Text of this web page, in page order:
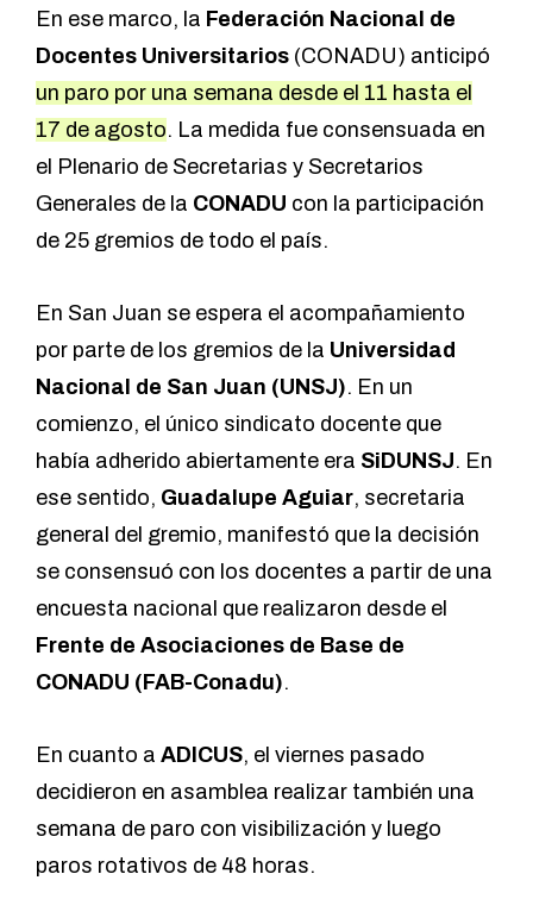
En ese marco, la Federación Nacional de
Docentes Universitarios (CONADU) anticipó
un paro por una semana desde el 11 hasta el
17 de agosto. La medida fue consensuada en
el Plenario de Secretarias y Secretarios
Generales de la CONADU con la participación
de 25 gremios de todo el país.
En San Juan se espera el acompañamiento
por parte de los gremios de la Universidad
Nacional de San Juan (UNSJ). En un
comienzo, el único sindicato docente que
había adherido abiertamente era SiDUNSJ. En
ese sentido, Guadalupe Aguiar, secretaria
general del gremio, manifestó que la decisión
se consensuó con los docentes a partir de una
encuesta nacional que realizaron desde el
Frente de Asociaciones de Base de
CONADU (FAB-Conadu).
En cuanto a ADICUS, el viernes pasado
decidieron en asamblea realizar también una
semana de paro con visibilización y luego
paros rotativos de 48 horas.